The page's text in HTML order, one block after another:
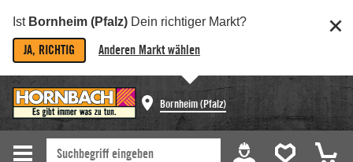
Ist Bornheim (Pfalz) Dein richtiger Markt?
JA, RICHTIG Anderen Markt wählen
Bornheim (Pfalz)